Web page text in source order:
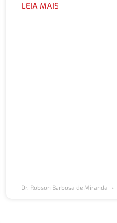
LEIA MAIS
Dr. Robson Barbosa de Miranda